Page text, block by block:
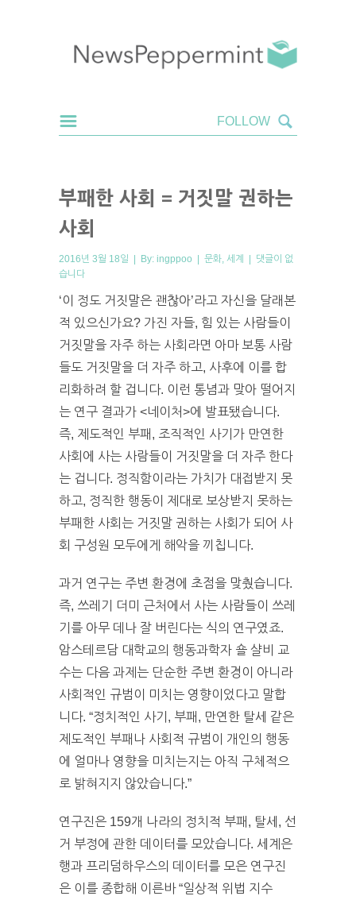
부패한 사회 = 거짓말 권하는
사회
2016년 3월 18일 | By: ingppoo | 문화 세계 | 댓글이 없
습니다
‘이 정도 거짓말은 괜찮아’라고 자신을 달래본
적 있으신가요? 가진 자들, 힘 있는 사람들이
거짓말을 자주 하는 사회라면 아마 보통 사람
들도 거짓말을 더 자주 하고, 사후에 이를 합
리화하려 할 겁니다. 이런 통념과 맞아 떨어지
는 연구 결과가 <네이처>에 발표됐습니다.
즉, 제도적인 부패, 조직적인 사기가 만연한
사회에 사는 사람들이 거짓말을 더 자주 한다
는 겁니다. 정직함이라는 가치가 대접받지 못
하고, 정직한 행동이 제대로 보상받지 못하는
부패한 사회는 거짓말 권하는 사회가 되어 사
회 구성원 모두에게 해악을 끼칩니다.
과거 연구는 주변 환경에 초점을 맞췄습니다.
즉, 쓰레기 더미 근처에서 사는 사람들이 쓰레
기를 아무 데나 잘 버린다는 식의 연구였죠.
암스테르담 대학교의 행동과학자 숄 샬비 교
수는 다음 과제는 단순한 주변 환경이 아니라
사회적인 규범이 미치는 영향이었다고 말합
니다. “정치적인 사기, 부패, 만연한 탈세 같은
제도적인 부패나 사회적 규범이 개인의 행동
에 얼마나 영향을 미치는지는 아직 구체적으
로 밝혀지지 않았습니다.”
연구진은 159개 나라의 정치적 부패, 탈세, 선
거 부정에 관한 데이터를 모았습니다. 세계은
행과 프리덤하우스의 데이터를 모은 연구진
은 이를 종합해 이른바 “일상적 위법 지수